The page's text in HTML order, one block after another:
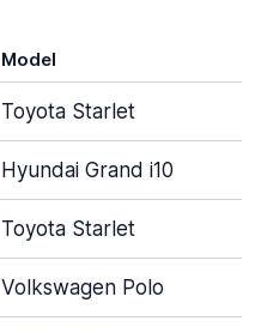
Model
Toyota Starlet
Hyundai Grand i10
Toyota Starlet
Volkswagen Polo